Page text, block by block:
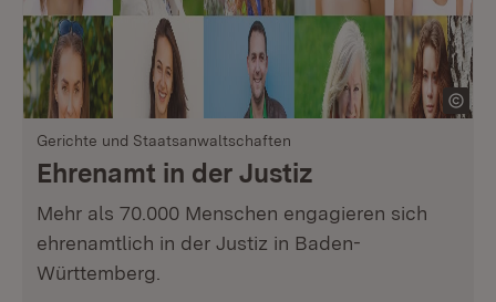
Gerichte und Staatsanwaltschaften
Ehrenamt in der Justiz
Mehr als 70.000 Menschen engagieren sich
ehrenamtlich in der Justiz in Baden-
Württemberg.